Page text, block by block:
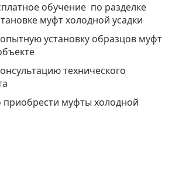
обучение по разделке
муфт холодной усадки
установку образцов муфт
технического
приобрести муфты холодной